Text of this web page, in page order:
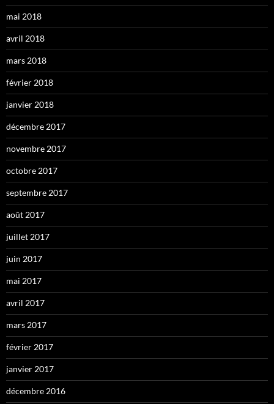
mai 2018
avril 2018
mars 2018
février 2018
janvier 2018
décembre 2017
novembre 2017
octobre 2017
septembre 2017
août 2017
juillet 2017
juin 2017
mai 2017
avril 2017
mars 2017
février 2017
janvier 2017
décembre 2016